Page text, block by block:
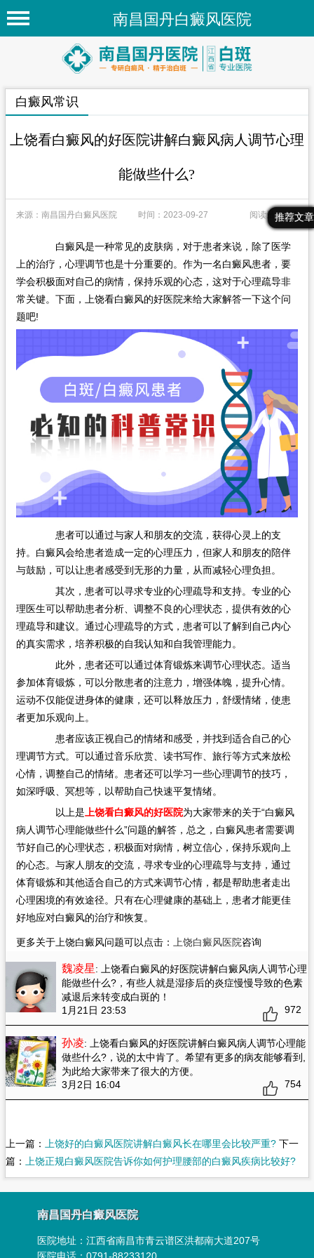
南昌国丹白癜风医院
首页
医院新闻
专家团队
白癜风常识
白癜风人群
白癜风部位
在线问诊
最新文章
热门文章
推荐文章
白癜风常识
上饶看白癜风的好医院讲解白癜风病人调节心理
能做些什么?
来源：南昌国丹白癜风医院 时间：2023-09-27 阅读量：170
白癜风是一种常见的皮肤病，对于患者来说，除了医学
上的治疗，心理调节也是十分重要的。作为一名白癜风患者，要
学会积极面对自己的病情，保持乐观的心态，这对于心理疏导非
常关键。下面，上饶看白癜风的好医院来给大家解答一下这个问
题吧!
患者可以通过与家人和朋友的交流，获得心灵上的支
持。白癜风会给患者造成一定的心理压力，但家人和朋友的陪伴
与鼓励，可以让患者感受到无形的力量，从而减轻心理负担。
其次，患者可以寻求专业的心理疏导和支持。专业的心
理医生可以帮助患者分析、调整不良的心理状态，提供有效的心
理疏导和建议。通过心理疏导的方式，患者可以了解到自己内心
的真实需求，培养积极的自我认知和自我管理能力。
此外，患者还可以通过体育锻炼来调节心理状态。适当
参加体育锻炼，可以分散患者的注意力，增强体魄，提升心情。
运动不仅能促进身体的健康，还可以释放压力，舒缓情绪，使患
者更加乐观向上。
患者应该正视自己的情绪和感受，并找到适合自己的心
理调节方式。可以通过音乐欣赏、读书写作、旅行等方式来放松
心情，调整自己的情绪。患者还可以学习一些心理调节的技巧，
如深呼吸、冥想等，以帮助自己快速平复情绪。
以上是上饶看白癜风的好医院为大家带来的关于“白癜风
病人调节心理能做些什么”问题的解答，总之，白癜风患者需要调
节好自己的心理状态，积极面对病情，树立信心，保持乐观向上
的心态。与家人朋友的交流，寻求专业的心理疏导与支持，通过
体育锻炼和其他适合自己的方式来调节心情，都是帮助患者走出
心理困境的有效途径。只有在心理健康的基础上，患者才能更佳
好地应对白癜风的治疗和恢复。
更多关于上饶白癜风问题可以点击： 上饶白癜风医院咨询
魏凌星: 上饶看白癜风的好医院讲解白癜风病人调节心理
能做些什么?，有些人就是湿疹后的炎症慢慢导致的色素
减退后来转变成白斑的！
1月21日 23:53
972
孙凌: 上饶看白癜风的好医院讲解白癜风病人调节心理能
做些什么?，说的太中肯了。希望有更多的病友能够看到,
为此给大家带来了很大的方便。
3月2日 16:04
754
上一篇： 上饶好的白癜风医院讲解白癜风长在哪里会比较严重?下一
篇： 上饶正规白癜风医院告诉你如何护理腰部的白癜风疾病比较好?
南昌国丹白癜风医院
医院地址：江西省南昌市青云谱区洪都南大道207号